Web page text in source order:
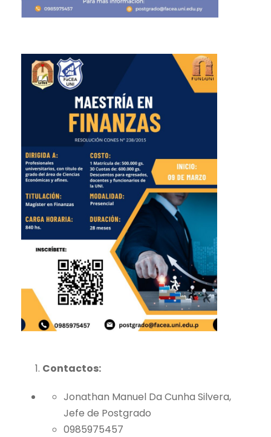
Contactos:
Jonathan Manuel Da Cunha Silvera,
Jefe de Postgrado
0985975457